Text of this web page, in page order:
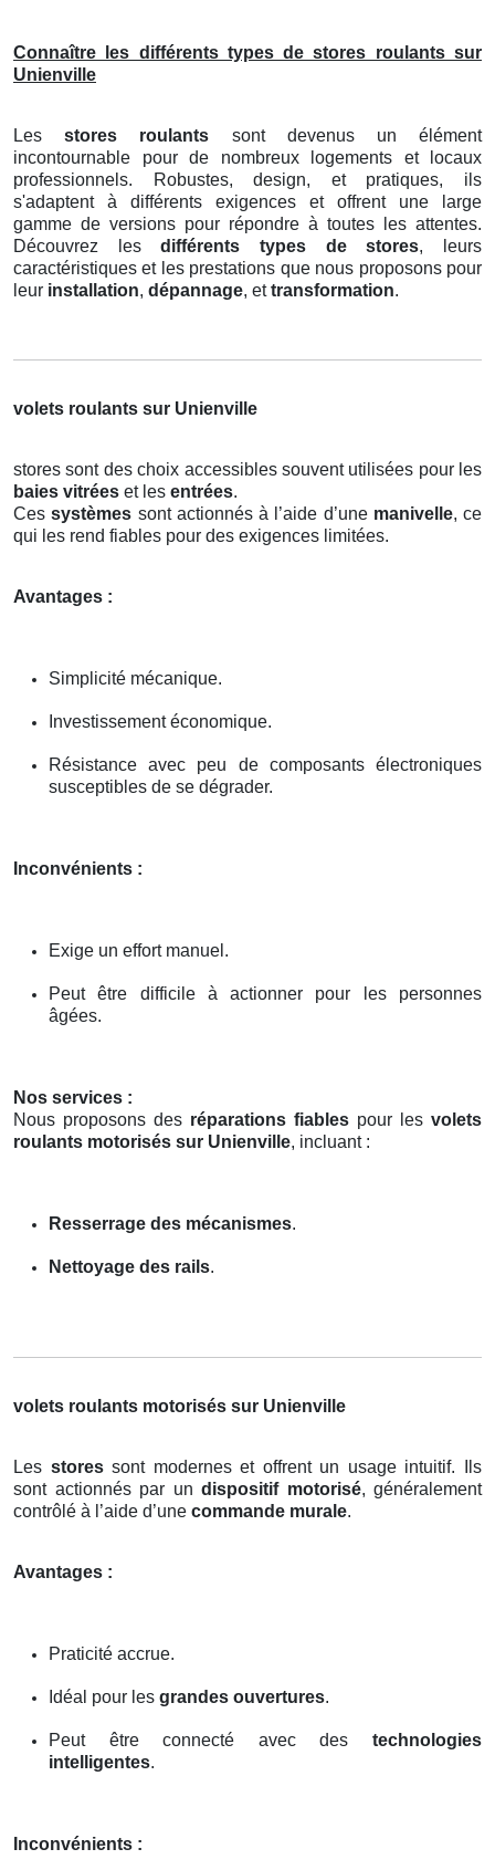
Connaître les différents types de stores roulants sur
Unienville
Lesstores roulants sont devenus un élément
incontournable pour de nombreux logements et locaux
professionnels. Robustes, design, et pratiques, ils
s'adaptent à différents exigences et offrent une large
gamme de versions pour répondre à toutes les attentes.
Découvrez lesdifférents types de stores, leurs
caractéristiques et les prestations que nous proposons pour
leur installation, dépannage, ettransformation.
volets roulants sur Unienville
stores sont des choix accessibles souvent utilisées pour les
baies vitrées et les entrées.
Cessystèmes sont actionnés à l’aide d’une manivelle, ce
qui les rend fiables pour des exigences limitées.
Avantages :
Simplicité mécanique.
Investissement économique.
Résistance avec peu de composants électroniques
susceptibles de se dégrader.
Inconvénients :
Exige un effort manuel.
Peut être difficile à actionner pour les personnes
âgées.
Nos services :
Nous proposons des réparations fiables pour les volets
roulants motorisés sur Unienville, incluant :
Resserrage des mécanismes.
Nettoyage des rails.
volets roulants motorisés sur Unienville
Les storessont modernes et offrent un usage intuitif. Ils
sont actionnés par un dispositif motorisé, généralement
contrôlé à l’aide d’une commande murale.
Avantages :
Praticité accrue.
Idéal pour les grandes ouvertures.
Peut être connecté avec des technologies
intelligentes.
Inconvénients :